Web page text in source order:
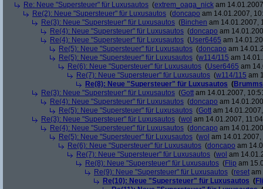
Re: Neue "Supersteuer" für Luxusautos (extrem_oaga_nick am
Re(2): Neue "Supersteuer" für Luxusautos (doncapo am 14.01.2007,
Re(3): Neue "Supersteuer" für Luxusautos (Binchen am 14.01.2007,
Re(4): Neue "Supersteuer" für Luxusautos (doncapo am
Re(4): Neue "Supersteuer" für Luxusautos (User6465 am
Re(5): Neue "Supersteuer" für Luxusautos (doncapo am
Re(5): Neue "Supersteuer" für Luxusautos (w114/115 am
Re(6): Neue "Supersteuer" für Luxusautos (User6465 am
Re(7): Neue "Supersteuer" für Luxusautos (w114/115 am
Re(8): Neue "Supersteuer" für Luxusautos (
Re(3): Neue "Supersteuer" für Luxusautos (Gott am 14.01.2007,
Re(4): Neue "Supersteuer" für Luxusautos (doncapo am
Re(5): Neue "Supersteuer" für Luxusautos (Gott am
Re(3): Neue "Supersteuer" für Luxusautos (wol am 14.01.2007,
Re(4): Neue "Supersteuer" für Luxusautos (doncapo am
Re(5): Neue "Supersteuer" für Luxusautos (wol am 14.01.2007,
Re(6): Neue "Supersteuer" für Luxusautos (doncapo am
Re(7): Neue "Supersteuer" für Luxusautos (wol am
Re(8): Neue "Supersteuer" für Luxusautos (Flip am
Re(9): Neue "Supersteuer" für Luxusautos (reset am
Re(10): Neue "Supersteuer" für Luxusautos (